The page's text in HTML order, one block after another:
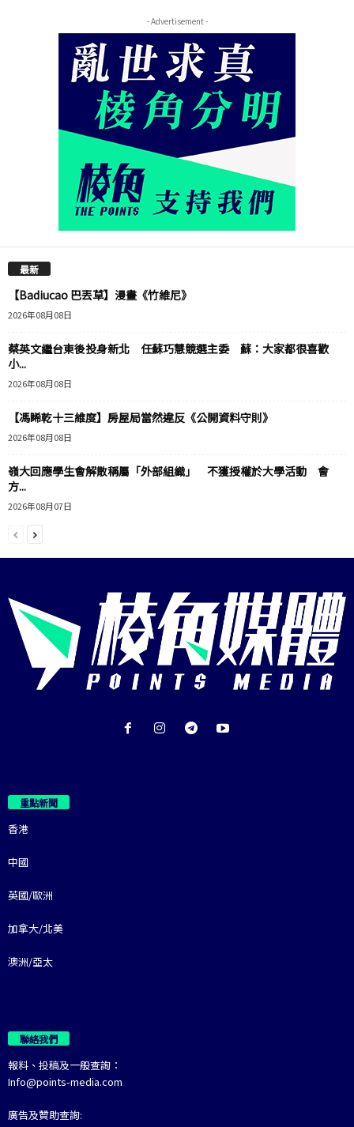
- Advertisement -
最新
【Badiucao 巴丟草】漫畫《竹維尼》
2026年08月08日
蔡英文繼台東後投身新北 任蘇巧慧競選主委 蘇：大家都很喜歡
小...
2026年08月08日
【馮睎乾十三維度】房屋局當然違反《公開資料守則》
2026年08月08日
嶺大回應學生會解散稱屬「外部組織」 不獲授權於大學活動 會
方...
2026年08月07日
重點新聞
香港
中國
英國/歐洲
加拿大/北美
澳洲/亞太
聯絡我們
報料、投稿及一般查詢：
Info@points-media.com
廣告及贊助查詢: